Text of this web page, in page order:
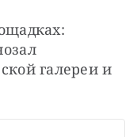
галереи и